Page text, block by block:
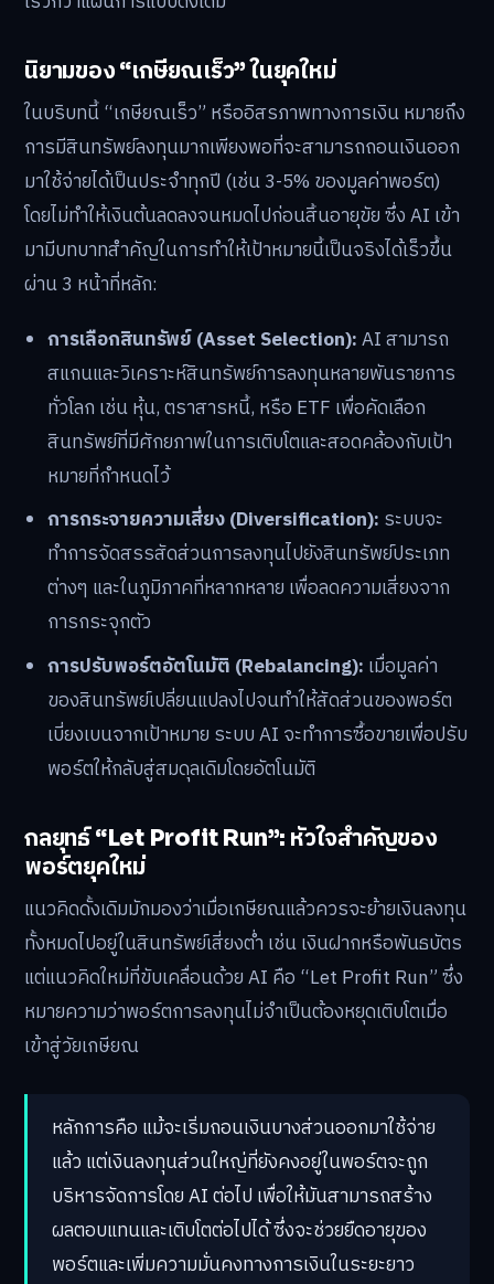
นิยามของ “เกษียณเร็ว” ในยุคใหม่
ในบริบทนี้ “เกษียณเร็ว” หรืออิสรภาพทางการเงิน หมายถึง
การมีสินทรัพย์ลงทุนมากเพียงพอที่จะสามารถถอนเงินออก
มาใช้จ่ายได้เป็นประจำทุกปี (เช่น 3-5% ของมูลค่าพอร์ต)
โดยไม่ทำให้เงินต้นลดลงจนหมดไปก่อนสิ้นอายุขัย ซึ่ง AI เข้า
มามีบทบาทสำคัญในการทำให้เป้าหมายนี้เป็นจริงได้เร็วขึ้น
ผ่าน 3 หน้าที่หลัก:
การเลือกสินทรัพย์ (Asset Selection):AI สามารถ
สแกนและวิเคราะห์สินทรัพย์การลงทุนหลายพันรายการ
ทั่วโลก เช่น หุ้น, ตราสารหนี้, หรือ ETF เพื่อคัดเลือก
สินทรัพย์ที่มีศักยภาพในการเติบโตและสอดคล้องกับเป้า
หมายที่กำหนดไว้
การกระจายความเสี่ยง (Diversification): ระบบจะ
ทำการจัดสรรสัดส่วนการลงทุนไปยังสินทรัพย์ประเภท
ต่างๆ และในภูมิภาคที่หลากหลาย เพื่อลดความเสี่ยงจาก
การกระจุกตัว
การปรับพอร์ตอัตโนมัติ (Rebalancing): เมื่อมูลค่า
ของสินทรัพย์เปลี่ยนแปลงไปจนทำให้สัดส่วนของพอร์ต
เบี่ยงเบนจากเป้าหมาย ระบบ AI จะทำการซื้อขายเพื่อปรับ
พอร์ตให้กลับสู่สมดุลเดิมโดยอัตโนมัติ
กลยุทธ์ “Let Profit Run”: หัวใจสำคัญของ
พอร์ตยุคใหม่
แนวคิดดั้งเดิมมักมองว่าเมื่อเกษียณแล้วควรจะย้ายเงินลงทุน
ทั้งหมดไปอยู่ในสินทรัพย์เสี่ยงต่ำ เช่น เงินฝากหรือพันธบัตร
แต่แนวคิดใหม่ที่ขับเคลื่อนด้วย AI คือ “Let Profit Run” ซึ่ง
หมายความว่าพอร์ตการลงทุนไม่จำเป็นต้องหยุดเติบโตเมื่อ
เข้าสู่วัยเกษียณ
หลักการคือ แม้จะเริ่มถอนเงินบางส่วนออกมาใช้จ่าย
แล้ว แต่เงินลงทุนส่วนใหญ่ที่ยังคงอยู่ในพอร์ตจะถูก
บริหารจัดการโดย AI ต่อไป เพื่อให้มันสามารถสร้าง
ผลตอบแทนและเติบโตต่อไปได้ ซึ่งจะช่วยยืดอายุของ
พอร์ตและเพิ่มความมั่นคงทางการเงินในระยะยาว